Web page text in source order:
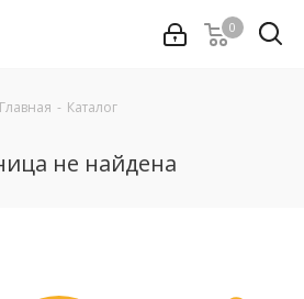
0
Главная - Каталог
не найдена